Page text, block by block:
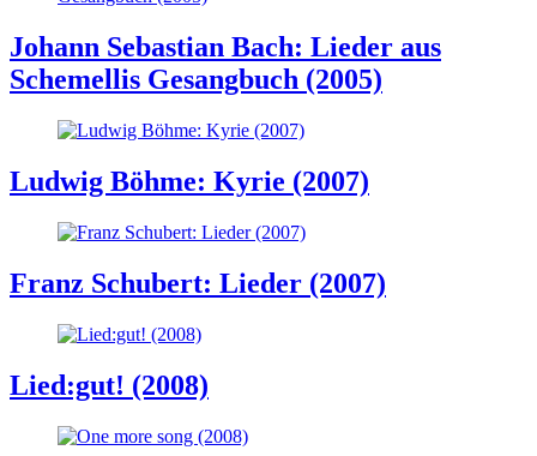
Johann Sebastian Bach: Lieder aus
Schemellis Gesangbuch (2005)
Ludwig Böhme: Kyrie (2007)
Franz Schubert: Lieder (2007)
Lied:gut! (2008)